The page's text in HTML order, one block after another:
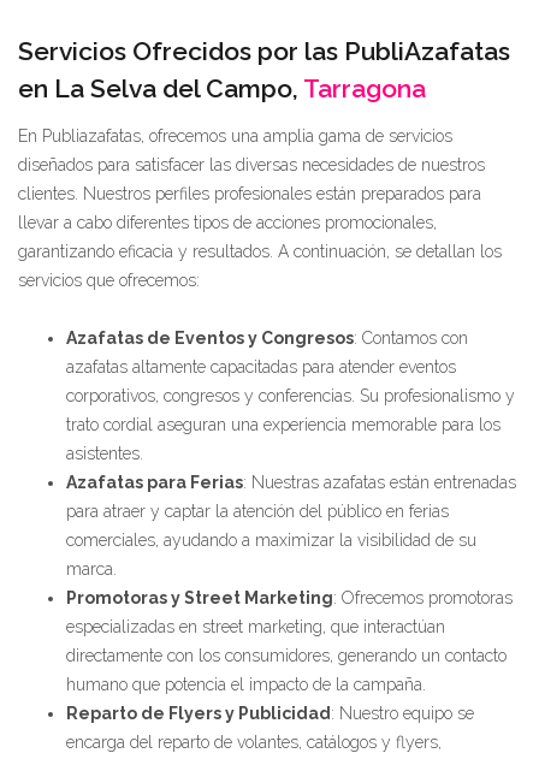
Servicios Ofrecidos por las PubliAzafatas
en La Selva del Campo, Tarragona
En Publiazafatas, ofrecemos una amplia gama de servicios
diseñados para satisfacer las diversas necesidades de nuestros
clientes. Nuestros perfiles profesionales están preparados para
llevar a cabo diferentes tipos de acciones promocionales,
garantizando eficacia y resultados. A continuación, se detallan los
servicios que ofrecemos:
Azafatas de Eventos y Congresos: Contamos con
azafatas altamente capacitadas para atender eventos
corporativos, congresos y conferencias. Su profesionalismo y
trato cordial aseguran una experiencia memorable para los
asistentes.
Azafatas para Ferias: Nuestras azafatas están entrenadas
para atraer y captar la atención del público en ferias
comerciales, ayudando a maximizar la visibilidad de su
marca.
Promotoras y Street Marketing: Ofrecemos promotoras
especializadas en street marketing, que interactúan
directamente con los consumidores, generando un contacto
humano que potencia el impacto de la campaña.
Reparto de Flyers y Publicidad : Nuestro equipo se
encarga del reparto de volantes, catálogos y flyers,